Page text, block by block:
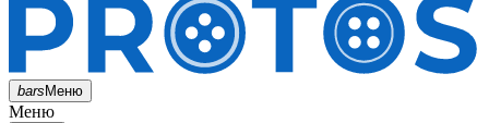
barsМеню
Меню